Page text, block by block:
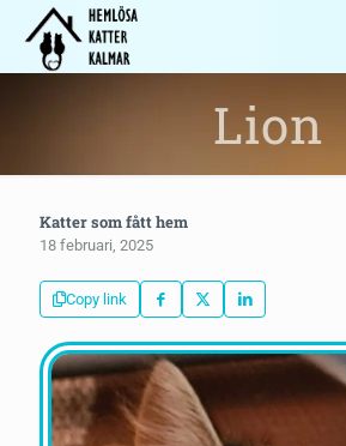
Lion
Katter som fått hem
18 februari, 2025
Copy link